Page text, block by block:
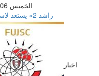
الخميس 06 أغسطس 2026 02:14 صباحاً
«راشد 2» يستعد لاستكشاف الجانب البعيد من القمر
اخبار